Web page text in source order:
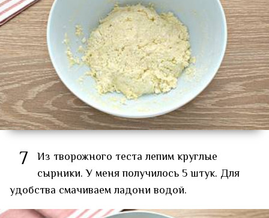
7 Из творожного теста лепим круглые
сырники. У меня получилось 5 штук. Для
удобства смачиваем ладони водой.